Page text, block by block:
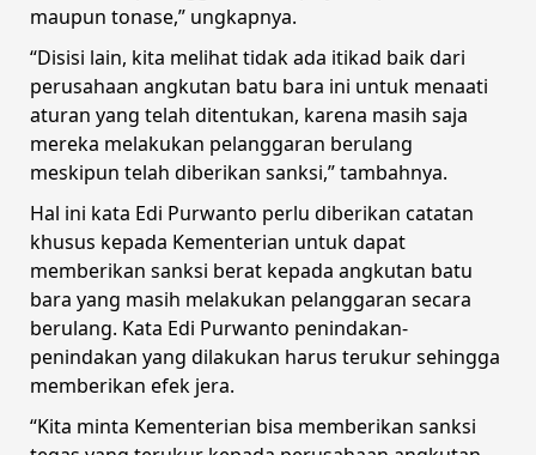
maupun tonase,” ungkapnya.
“Disisi lain, kita melihat tidak ada itikad baik dari
perusahaan angkutan batu bara ini untuk menaati
aturan yang telah ditentukan, karena masih saja
mereka melakukan pelanggaran berulang
meskipun telah diberikan sanksi,” tambahnya.
Hal ini kata Edi Purwanto perlu diberikan catatan
khusus kepada Kementerian untuk dapat
memberikan sanksi berat kepada angkutan batu
bara yang masih melakukan pelanggaran secara
berulang. Kata Edi Purwanto penindakan-
penindakan yang dilakukan harus terukur sehingga
memberikan efek jera.
“Kita minta Kementerian bisa memberikan sanksi